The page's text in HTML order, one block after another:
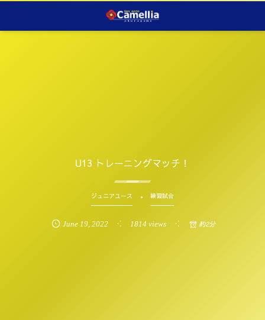
U13 トレーニングマッチ！
ジュニアユース 練習試合
June 19, 2022 1814 views 約2分